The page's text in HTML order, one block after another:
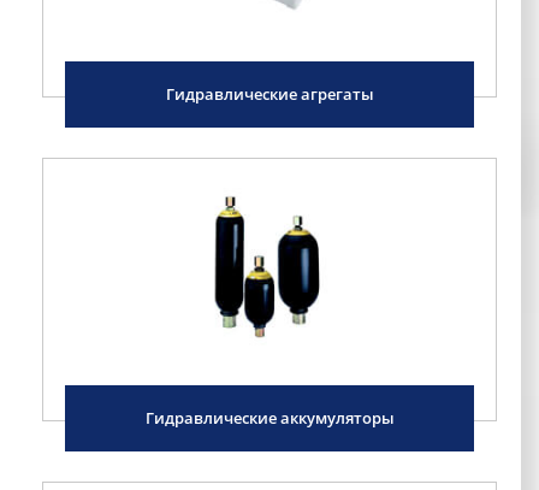
Гидравлические агрегаты
Гидравлические аккумуляторы